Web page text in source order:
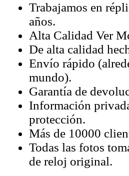
Trabajamos en
años.
Alta Calidad Ver
De alta calidad
Envío rápido
mundo).
Garantía de
Información
protección.
Más de 10000
Todas las fotos
de reloj original.